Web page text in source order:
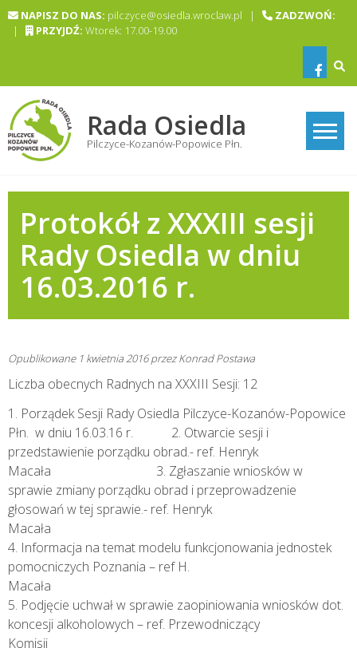
Skip NAPISZ DO NAS: pilczyce@osiedla.wroclaw.pl |
ZADZWOŃ:
|
PRZYJDŹ: Wtorek: 17.00-19.00
Rada Osiedla
Pilczyce-Kozanów-Popowice Płn.
Protokół z XXXIII sesji
Rady Osiedla w dniu
16.03.2016 r.
Opublikowane 1 kwietnia 2016przezKonrad Postawa
Liczba obecnych Radnych na XXXIII Sesji: 12
1. Porządek Sesji Rady Osiedla Pilczyce-Kozanów-Popowice
Płn. w dniu 16.03.16 r. 2. Otwarcie sesji i
przedstawienie porządku obrad.- ref. Henryk
Macała 3. Zgłaszanie wniosków w
sprawie zmiany porządku obrad i przeprowadzenie
głosowań w tej sprawie.- ref. Henryk
4. Informacja na temat modelu funkcjonowania jednostek
pomocniczych Poznania – ref H.
5. Podjęcie uchwał w sprawie zaopiniowania wniosków dot.
koncesji alkoholowych – ref. Przewodniczący